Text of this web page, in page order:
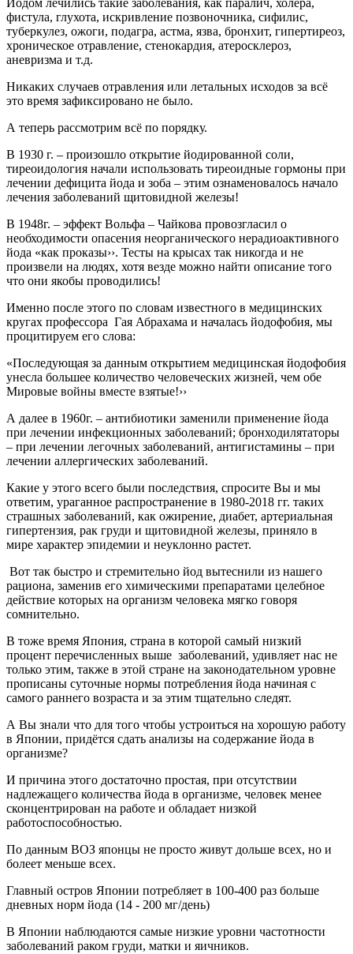
Йодом лечились такие заболевания, как паралич, холера,
фистула, глухота, искривление позвоночника, сифилис,
туберкулез, ожоги, подагра, астма, язва, бронхит, гипертиреоз,
хроническое отравление, стенокардия, атеросклероз,
аневризма и т.д.
Никаких случаев отравления или летальных исходов за всё
это время зафиксировано не было.
А теперь рассмотрим всё по порядку.
В 1930 г. – произошло открытие йодированной соли,
тиреоидология начали использовать тиреоидные гормоны при
лечении дефицита йода и зоба – этим ознаменовалось начало
лечения заболеваний щитовидной железы!
В 1948г. – эффект Вольфа – Чайкова провозгласил о
необходимости опасения неорганического нерадиоактивного
йода «как проказы››. Тесты на крысах так никогда и не
произвели на людях, хотя везде можно найти описание того
что они якобы проводились!
Именно после этого по словам известного в медицинских
кругах профессора Гая Абрахама и началась йодофобия, мы
процитируем его слова:
«Последующая за данным открытием медицинская йодофобия
унесла большее количество человеческих жизней, чем обе
Мировые войны вместе взятые!››
А далее в 1960г. – антибиотики заменили применение йода
при лечении инфекционных заболеваний; бронходилятаторы
– при лечении легочных заболеваний, антигистамины – при
лечении аллергических заболеваний.
Какие у этого всего были последствия, спросите Вы и мы
ответим, ураганное распространение в 1980-2018 гг. таких
страшных заболеваний, как ожирение, диабет, артериальная
гипертензия, рак груди и щитовидной железы, приняло в
мире характер эпидемии и неуклонно растет.
Вот так быстро и стремительно йод вытеснили из нашего
рациона, заменив его химическими препаратами целебное
действие которых на организм человека мягко говоря
сомнительно.
В тоже время Япония, страна в которой самый низкий
процент перечисленных выше заболеваний, удивляет нас не
только этим, также в этой стране на законодательном уровне
прописаны суточные нормы потребления йода начиная с
самого раннего возраста и за этим тщательно следят.
А Вы знали что для того чтобы устроиться на хорошую работу
в Японии, придётся сдать анализы на содержание йода в
организме?
И причина этого достаточно простая, при отсутствии
надлежащего количества йода в организме, человек менее
сконцентрирован на работе и обладает низкой
работоспособностью.
По данным ВОЗ японцы не просто живут дольше всех, но и
болеет меньше всех.
Главный остров Японии потребляет в 100-400 раз больше
дневных норм йода (14 - 200 мг/день)
В Японии наблюдаются самые низкие уровни частотности
заболеваний раком груди, матки и яичников.